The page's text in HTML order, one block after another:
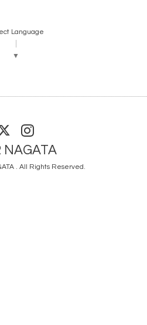
Language
▼
NAGATA
. All Rights Reserved.